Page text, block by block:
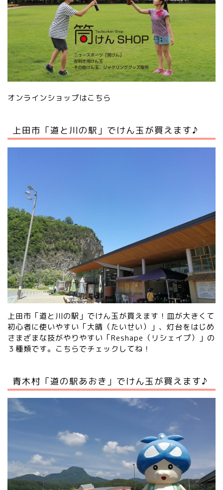
オンラインショップはこちら
上田市「道と川の駅」でけん玉が買えます♪
上田市「道と川の駅」でけん玉が買えます！皿が大きくて
初心者に使いやすい「大晴（たいせい）」、灯台をはじめ
さまざまな技がやりやすい「Reshape（リシェイプ）」の
３種類です。 こちらでチェックしてね！
青木村「道の駅あおき」でけん玉が買えます♪